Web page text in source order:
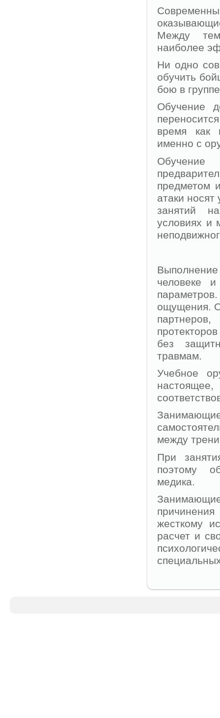
Между
наиболее
Ни одно
обучить
бою в
Обучение
время как
именно с
Обучение
предметом
атаки
занятий
условиях и
человеке
ощущения.
без
травмам.
Учебное
между
При
поэтому
медика.
жесткому
расчет и